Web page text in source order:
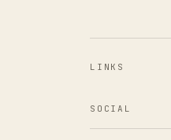
LINKS
SOCIAL